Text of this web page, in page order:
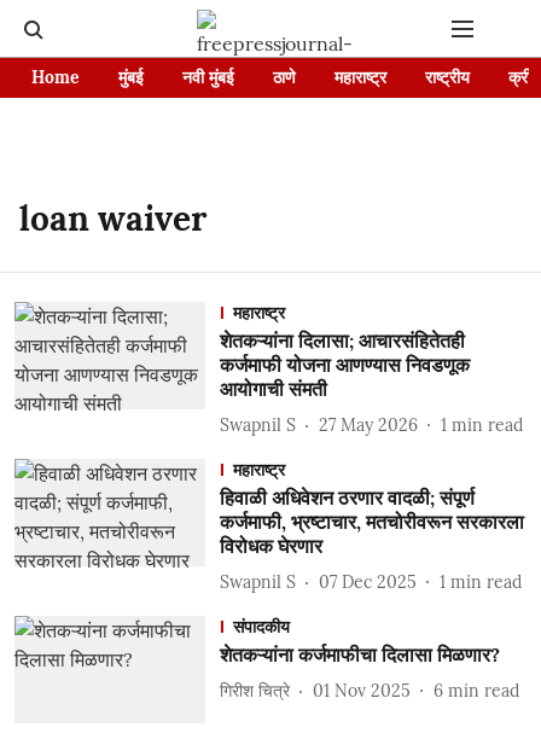
Home मुंबई नवी मुंबई ठाणे महाराष्ट्र राष्ट्रीय
loan waiver
महाराष्ट्र
शेतकऱ्यांना दिलासा; आचारसंहितेतही
कर्जमाफी योजना आणण्यास निवडणूक
आयोगाची संमती
Swapnil S 27 May 2026 1 min read
महाराष्ट्र
हिवाळी अधिवेशन ठरणार वादळी; संपूर्ण
कर्जमाफी, भ्रष्टाचार, मतचोरीवरून सरकारला
विरोधक घेरणार
Swapnil S 07 Dec 2025 1 min read
संपादकीय
शेतकऱ्यांना कर्जमाफीचा दिलासा मिळणार?
गिरीश चित्रे 01 Nov 2025 6 min read